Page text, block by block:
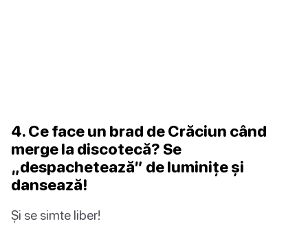
4. Ce face un brad de Crăciun când
merge la discotecă? Se
„despachetează” de luminițe și
dansează!
Și se simte liber!